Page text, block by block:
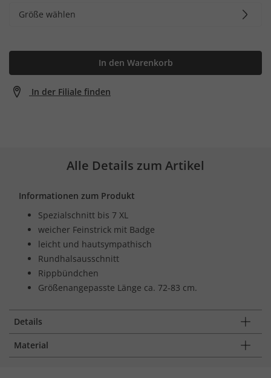
Größe wählen
In den Warenkorb
In der Filiale finden
Alle Details zum Artikel
Informationen zum Produkt
Spezialschnitt bis 7 XL
weicher Feinstrick mit Badge
leicht und hautsympathisch
Rundhalsausschnitt
Rippbündchen
Größenangepasste Länge ca. 72-83 cm.
Details
Material